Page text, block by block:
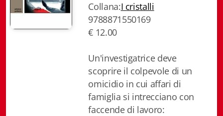
Collana:I cristalli
9788871550169
€ 12.00
Un'investigatrice deve
scoprire il colpevole di un
omicidio in cui affari di
famiglia si intrecciano con
faccende di lavoro:
Biblioteca letteraria Nord-Sud